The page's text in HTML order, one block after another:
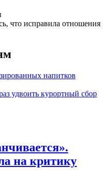
что исправила отношения
напитков
удвоить курортный сбор
на критику